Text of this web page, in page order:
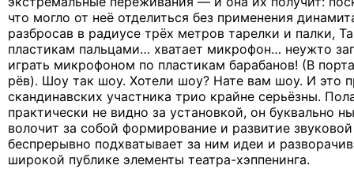
что могло от неё отделиться без применения
разбросав в радиусе трёх метров тарелки и палки,
пластикам пальцами… хватает микрофон… неужто
играть микрофоном по пластикам барабанов! (В
рёв). Шоу так шоу. Хотели шоу? Нате вам шоу. И это
скандинавских участника трио крайне серьёзны.
практически не видно за установкой, он буквально
волочит за собой формирование и развитие
беспрерывно подхватывает за ним идеи и
широкой публике элементы театра-хэппенинга.